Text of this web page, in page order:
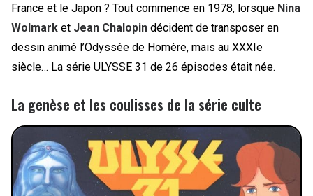
France et le Japon ? Tout commence en 1978, lorsque Nina
Wolmark et Jean Chalopin décident de transposer en
dessin animé l’Odyssée de Homère, mais au XXXIe
siècle… La série ULYSSE 31 de 26 épisodes était née.
La genèse et les coulisses de la série culte